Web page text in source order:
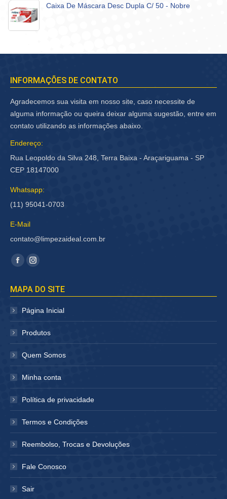
Caixa De Máscara Desc Dupla C/ 50 - Nobre
INFORMAÇÕES DE CONTATO
Agradecemos sua visita em nosso site, caso necessite de
alguma informação ou queira deixar alguma sugestão, entre em
contato utilizando as informações abaixo.
Endereço:
Rua Leopoldo da Silva 248, Terra Baixa - Araçariguama - SP
CEP 18147000
Whatsapp:
(11) 95041-0703
E-Mail
contato@limpezaideal.com.br
Encontre-nos em:
Facebook
abre
em
janela
Instagram
abre
janela
MAPA DO SITE
Página Inicial
Produtos
Quem Somos
Minha conta
Política de privacidade
Termos e Condições
Reembolso, Trocas e Devoluções
Fale Conosco
Sair